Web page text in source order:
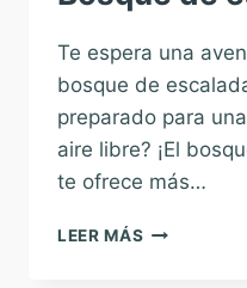
Te espera una
bosque de
preparado para
aire libre? ¡El
te ofrece más…
LEER MÁS BOSQUE